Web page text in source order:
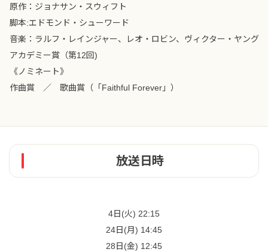
原作：ジョナサン・スウィフト
脚本:エドモンド・シューワード
音楽：ラルフ・レインジャー、レオ・ロビン、ヴィクター・ヤング
アカデミー賞（第12回)
《ノミネート》
作曲賞 ／ 歌曲賞（「Faithful Forever」）
放送日時
4日(火) 22:15
24日(月) 14:45
28日(金) 12:45